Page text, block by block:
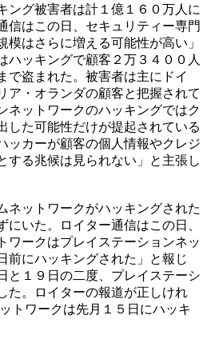
ング被害者は計１億１６０万人に
信はこの日、セキュリティー専門
模はさらに増える可能性が高い」
ハッキングで顧客２万３４００人
で盗まれた。被害者は主にドイ
ア・オランダの顧客と把握されて
ネットワークのハッキングではク
した可能性だけが提起されている
ッカーが顧客の個人情報やクレジ
する兆候は見られない」と主張し
ネットワークがハッキングされた
にいた。ロイター通信はこの日、
ワークはプレイステーションネッ
前にハッキングされた」と報じ
と１９日の二度、プレイステーシ
た。ロイターの報道が正しけれ
トワークは先月１５日にハッキ